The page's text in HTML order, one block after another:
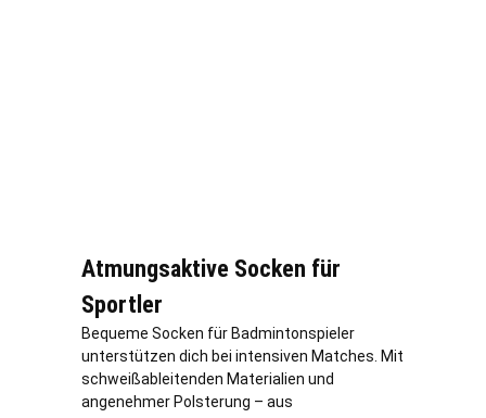
Atmungsaktive Socken für
Sportler
Bequeme Socken für Badmintonspieler
unterstützen dich bei intensiven Matches. Mit
schweißableitenden Materialien und
angenehmer Polsterung – aus